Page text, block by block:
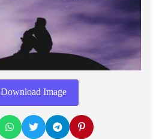
Download Image